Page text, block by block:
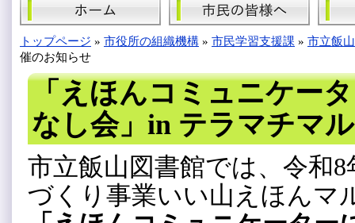
トップページ » 市役所の組織機構 » 市民学習支援課 » 市立飯
催のお知らせ
「えほんコミュニケー
なし会」in テラマチマ
市立飯山図書館では、令和
づくり事業いい山えほんマ